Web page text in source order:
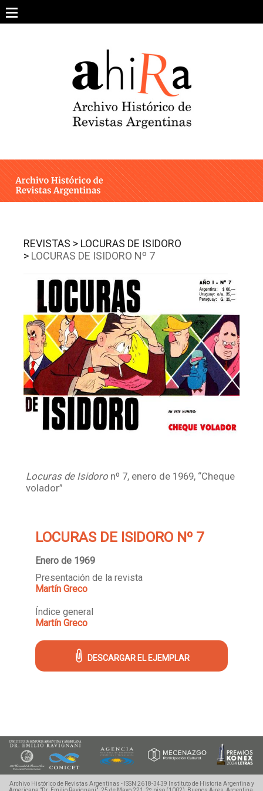
content
ARCHIVO DE REVISTAS
ESTUDIOS CRÍTICOS
INTEGRANTES
CONTACTO
Facebook
Instagram
Twitter
Mail
REVISTAS > LOCURAS DE ISIDORO
> LOCURAS DE ISIDORO Nº 7
Locuras de Isidoro nº 7, enero de 1969, “Cheque
volador”
LOCURAS DE ISIDORO Nº 7
Enero de 1969
Presentación de la revista
Martín Greco
Índice general
Martín Greco
DESCARGAR EL EJEMPLAR
Archivo Histórico de Revistas Argentinas - ISSN 2618-3439
Instituto de Historia Argentina y